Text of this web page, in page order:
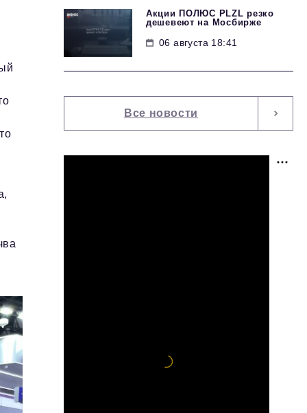
Акции ПОЛЮС PLZL резко
дешевеют на Мосбирже
06 августа 18:41
Все новости